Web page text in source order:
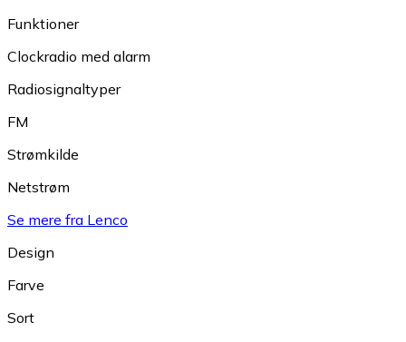
Funktioner
Clockradio med alarm
Radiosignaltyper
FM
Strømkilde
Netstrøm
Se mere fra Lenco
Design
Farve
Sort